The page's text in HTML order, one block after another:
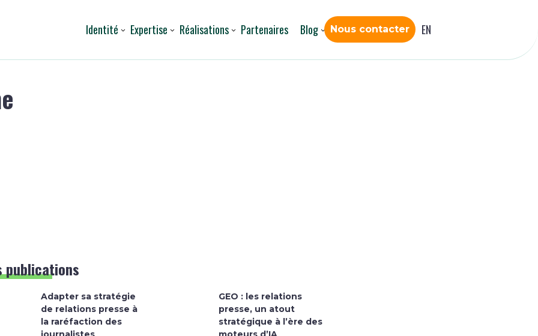
Identité Expertise Réalisations Partenaires Blog Nous contacter EN
publications
Adapter sa stratégie
de relations presse à
la raréfaction des
GEO : les relations
presse, un atout
stratégique à l’ère des